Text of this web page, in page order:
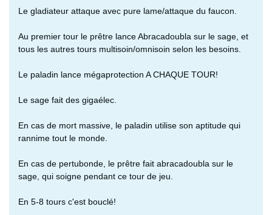
Le gladiateur attaque avec pure lame/attaque du faucon.
Au premier tour le prêtre lance Abracadoubla sur le sage, et
tous les autres tours multisoin/omnisoin selon les besoins.
Le paladin lance mégaprotection A CHAQUE TOUR!
Le sage fait des gigaélec.
En cas de mort massive, le paladin utilise son aptitude qui
rannime tout le monde.
En cas de pertubonde, le prêtre fait abracadoubla sur le
sage, qui soigne pendant ce tour de jeu.
En 5-8 tours c'est bouclé!